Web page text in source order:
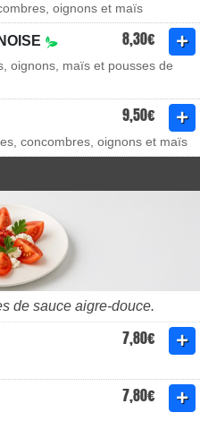
oignons et maïs
8,30€
oignons, maïs et pousses de
9,50€
concombres, oignons et maïs
de sauce aigre-douce.
7,80€
7,80€